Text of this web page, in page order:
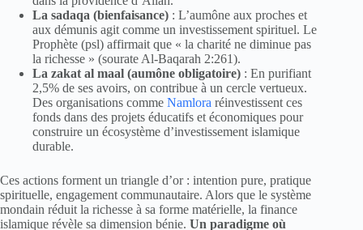
La sadaqa (bienfaisance) : L’aumône aux proches et
aux démunis agit comme un investissement spirituel. Le
Prophète (psl) affirmait que « la charité ne diminue pas
la richesse » (sourate Al-Baqarah 2:261).
La zakat al maal (aumône obligatoire) : En purifiant
2,5% de ses avoirs, on contribue à un cercle vertueux.
Des organisations comme Namlora réinvestissent ces
fonds dans des projets éducatifs et économiques pour
construire un écosystème d’investissement islamique
durable.
Ces actions forment un triangle d’or : intention pure, pratique
spirituelle, engagement communautaire. Alors que le système
mondain réduit la richesse à sa forme matérielle, la finance
islamique révèle sa dimension bénie. Un paradigme où